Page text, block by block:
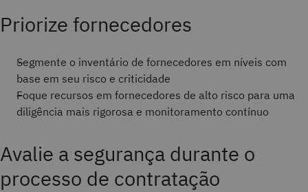
Priorize fornecedores
Segmente o inventário de fornecedores em níveis com
base em seu risco e criticidade
Foque recursos em fornecedores de alto risco para uma
diligência mais rigorosa e monitoramento contínuo
Avalie a segurança durante o
processo de contratação